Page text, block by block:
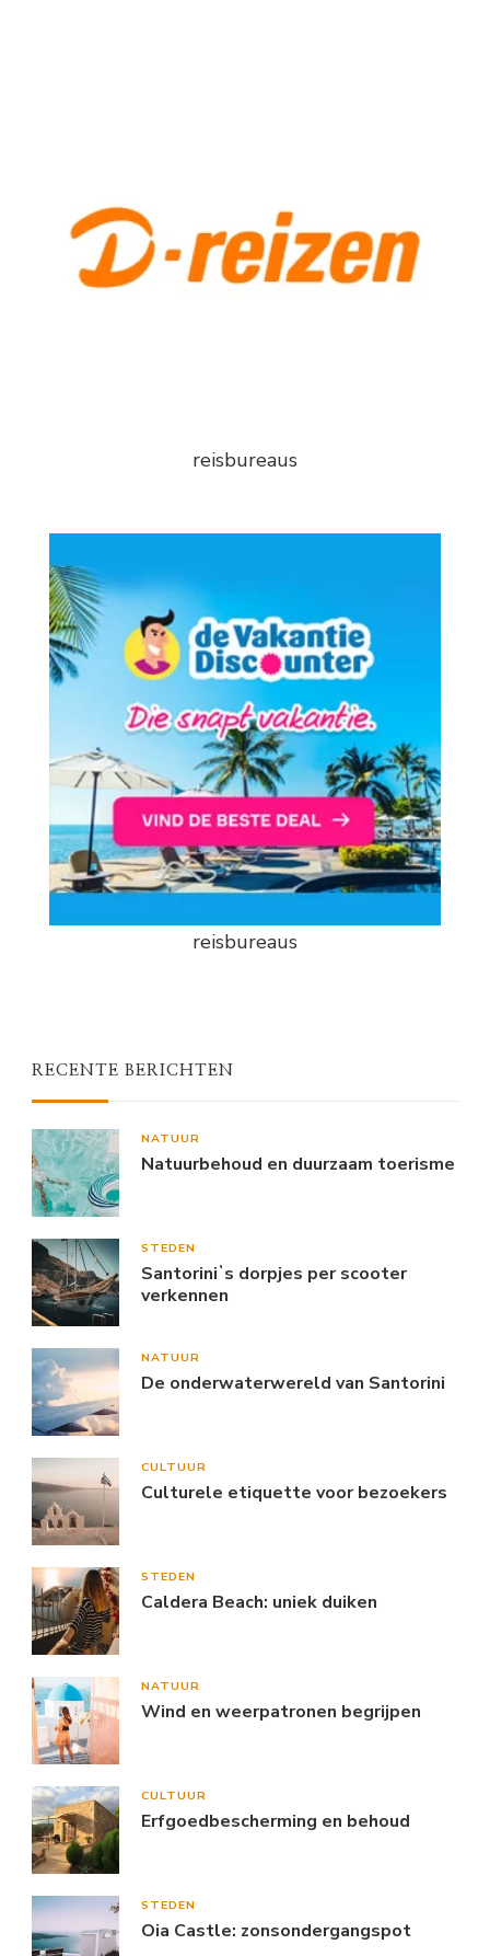
reisbureaus
reisbureaus
RECENTE BERICHTEN
NATUUR
Natuurbehoud en duurzaam toerisme
STEDEN
Santoriniʼs dorpjes per scooter
verkennen
NATUUR
De onderwaterwereld van Santorini
CULTUUR
Culturele etiquette voor bezoekers
STEDEN
Caldera Beach: uniek duiken
NATUUR
Wind en weerpatronen begrijpen
CULTUUR
Erfgoedbescherming en behoud
STEDEN
Oia Castle: zonsondergangspot